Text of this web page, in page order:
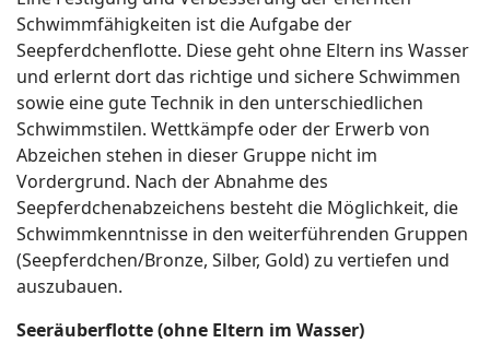
Schwimmfähigkeiten ist die Aufgabe der
Seepferdchenflotte. Diese geht ohne Eltern ins Wasser
und erlernt dort das richtige und sichere Schwimmen
sowie eine gute Technik in den unterschiedlichen
Schwimmstilen. Wettkämpfe oder der Erwerb von
Abzeichen stehen in dieser Gruppe nicht im
Vordergrund. Nach der Abnahme des
Seepferdchenabzeichens besteht die Möglichkeit, die
Schwimmkenntnisse in den weiterführenden Gruppen
(Seepferdchen/Bronze, Silber, Gold) zu vertiefen und
auszubauen.
Seeräuberflotte (ohne Eltern im Wasser)